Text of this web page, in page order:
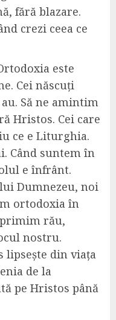
fără blazare.
crezi ceea ce
este
Cei născuți
Să ne amintim
Hristos. Cei care
ce e Liturghia.
Când suntem în
e înfrânt.
Dumnezeu, noi
ortodoxia în
rău,
nostru.
lipsește din viața
de la
pe Hristos până